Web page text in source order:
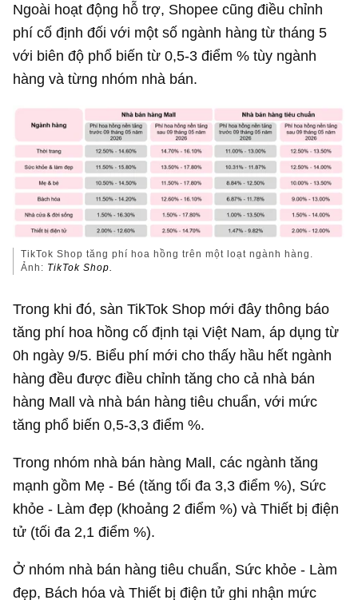
Ngoài hoạt động hỗ trợ, Shopee cũng điều chỉnh
phí cố định đối với một số ngành hàng từ tháng 5
với biên độ phổ biến từ 0,5-3 điểm % tùy ngành
hàng và từng nhóm nhà bán.
TikTok Shop tăng phí hoa hồng trên một loạt ngành hàng.
Ảnh: TikTok Shop.
Trong khi đó, sàn TikTok Shop mới đây thông báo
tăng phí hoa hồng cố định tại Việt Nam, áp dụng từ
0h ngày 9/5. Biểu phí mới cho thấy hầu hết ngành
hàng đều được điều chỉnh tăng cho cả nhà bán
hàng Mall và nhà bán hàng tiêu chuẩn, với mức
tăng phổ biến 0,5-3,3 điểm %.
Trong nhóm nhà bán hàng Mall, các ngành tăng
mạnh gồm Mẹ - Bé (tăng tối đa 3,3 điểm %), Sức
khỏe - Làm đẹp (khoảng 2 điểm %) và Thiết bị điện
tử (tối đa 2,1 điểm %).
Ở nhóm nhà bán hàng tiêu chuẩn, Sức khỏe - Làm
đẹp, Bách hóa và Thiết bị điện tử ghi nhận mức